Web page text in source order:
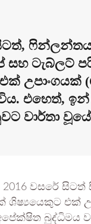
ෆින්ලන්තය
සහ ටැබ්ලට්
එහෙත්,
වාර්තා
වසරේ
එක්
බුද්ධිමය